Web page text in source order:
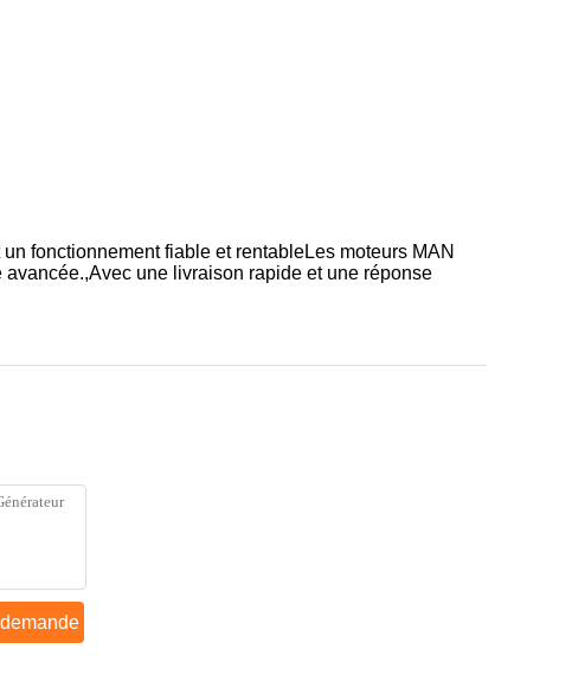
fonctionnement fiable et rentableLes moteurs MAN
une livraison rapide et une réponse